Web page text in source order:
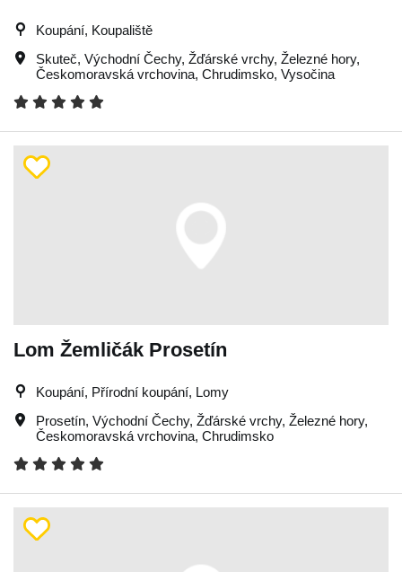
Koupání, Koupaliště
Skuteč, Východní Čechy, Žďárské vrchy, Železné hory,
Českomoravská vrchovina, Chrudimsko, Vysočina
Lom Žemličák Prosetín
Koupání, Přírodní koupání, Lomy
Prosetín, Východní Čechy, Žďárské vrchy, Železné hory,
Českomoravská vrchovina, Chrudimsko